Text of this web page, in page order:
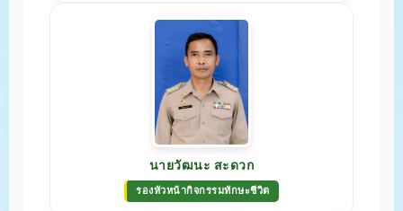
นายวัฒนะ สะดวก
รองหัวหน้ากิจกรรมทักษะชีวิต